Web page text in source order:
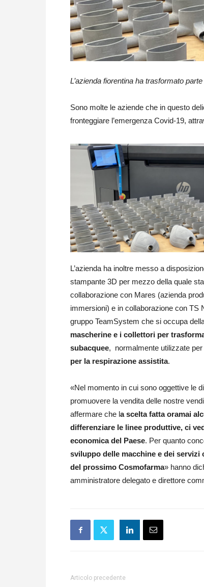
L’azienda fiorentina ha trasformato
Sono molte le aziende che in questo
fronteggiare l’emergenza Covid-19,
L’azienda ha inoltre messo a
stampante 3D per mezzo della quale
collaborazione con Mares (azienda
immersioni) e in collaborazione con TS
gruppo TeamSystem che si occupa
mascherine e i collettori per
subacquee, normalmente utilizzate per
per la respirazione assistita.
«Nel momento in cui sono oggettive le
promuovere la vendita delle nostre
affermare che la scelta fatta oramai
differenziare le linee produttive, ci
economica del Paese. Per quanto
sviluppo delle macchine e dei servizi
del prossimo Cosmofarma» hanno
amministratore delegato e direttore
Articolo precedente